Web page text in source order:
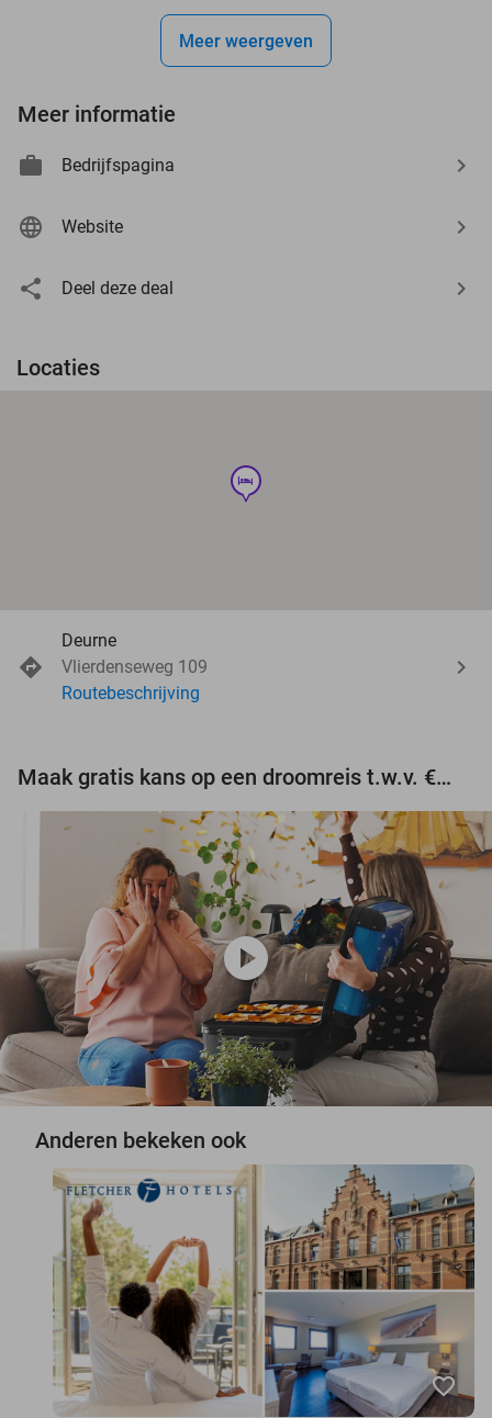
Meer weergeven
Meer informatie
Bedrijfspagina
Website
Deel deze deal
Locaties
hotel
Deurne
Vlierdenseweg 109
Routebeschrijving
Maak gratis kans op een droomreis t.w.v. €3.000!
play_circle
Anderen bekeken ook
favorite_border